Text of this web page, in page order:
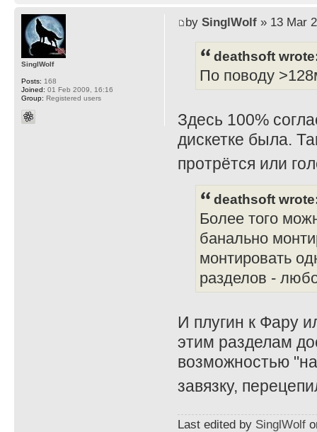
by SinglWolf» 13 Mar
deathsoft
По поводу
Здесь 100%
дискетке была.
протрётся или
deathsoft
Более того
банально
монтировать
разделов -
И плугин к Фару
этим разделам
возможностью
завязку,
Last edited by SinglWolf
SinglWolf
Posts: 168
Joined: 01 Feb 2009, 16:16
Group: Registered users